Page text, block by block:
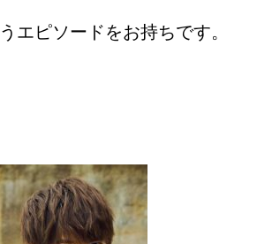
エピソードをお持ちです。